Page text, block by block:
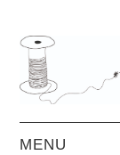
MENU